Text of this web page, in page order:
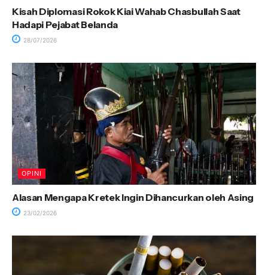
Kisah Diplomasi Rokok Kiai Wahab Chasbullah Saat
Hadapi Pejabat Belanda
28/07/2026
OPINI
Alasan Mengapa Kretek Ingin Dihancurkan oleh Asing
23/02/2026